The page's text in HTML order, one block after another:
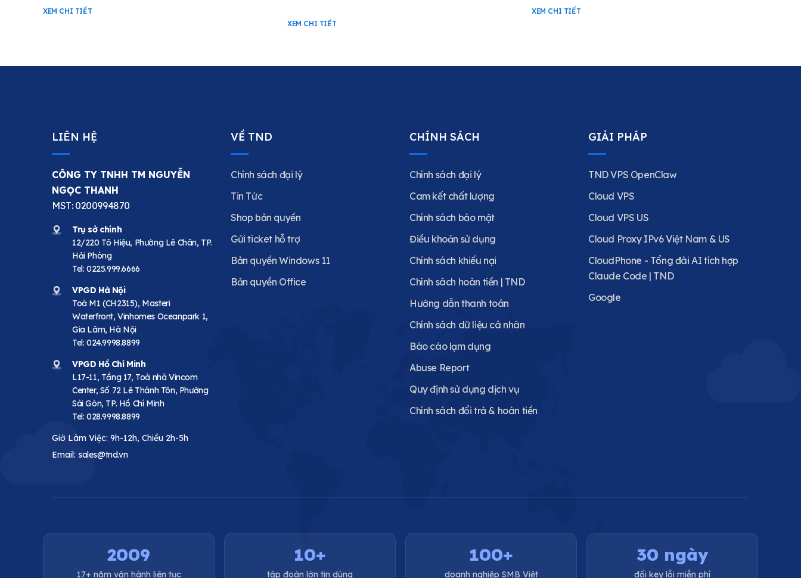
XEM CHI TIẾT
XEM CHI TIẾT
XEM CHI TIẾT
LIÊN HỆ
CÔNG TY TNHH TM NGUYỄN
NGỌC THANH
MST: 0200994870
Trụ sở chính
12/220 Tô Hiệu, Phường Lê Chân, TP.
Hải Phòng
Tel: 0225.999.6666
VPGD Hà Nội
Toà M1 (CH2315), Masteri
Waterfront, Vinhomes Oceanpark 1,
Gia Lâm, Hà Nội
Tel: 024.9998.8899
VPGD Hồ Chí Minh
L17-11, Tầng 17, Toà nhà Vincom
Center, Số 72 Lê Thánh Tôn, Phường
Sài Gòn, TP. Hồ Chí Minh
Tel: 028.9998.8899
Giờ Làm Việc: 9h-12h, Chiều 2h-5h
Email: sales@tnd.vn
VỀ TND
Chính sách đại lý
Tin Tức
Shop bản quyền
Gửi ticket hỗ trợ
Bản quyền Windows 11
Bản quyền Office
CHÍNH SÁCH
Chính sách đại lý
Cam kết chất lượng
Chính sách bảo mật
Điều khoản sử dụng
Chính sách khiếu nại
Chính sách hoàn tiền | TND
Hướng dẫn thanh toán
Chính sách dữ liệu cá nhân
Báo cáo lạm dụng
Abuse Report
Quy định sử dụng dịch vụ
Chính sách đổi trả & hoàn tiền
GIẢI PHÁP
TND VPS OpenClaw
Cloud VPS
Cloud VPS US
Cloud Proxy IPv6 Việt Nam & US
CloudPhone - Tổng đài AI tích hợp
Claude Code | TND
Google
2009
17+ năm vận hành liên tục
10+
tập đoàn lớn tin dùng
100+
doanh nghiệp SMB Việt
30 ngày
đổi key lỗi miễn phí